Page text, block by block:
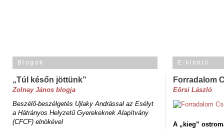
Blogok
„Túl későn jöttünk”
Zolnay János blogja
Beszélő-beszélgetés Ujlaky Andrással az Esélyt
a Hátrányos Helyzetű Gyerekeknek Alapítvány
(CFCF) elnökével
E-kikötő
Forradalom
Eörsi László
A „kieg”